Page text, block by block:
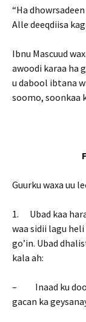
“Ha
Alle deeqdiisa
Ibnu Mascuud
awoodi karaa ha
u dabool ibtana
soomo, soonkaa
Guurku waxa uu
1. Ubad kaa
waa sidii lagu
go’in. Ubad
kala ah:
– Inaad ku
gacan ka